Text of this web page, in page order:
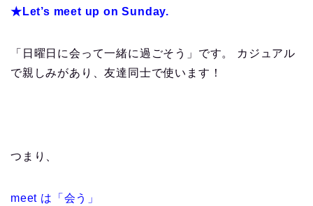
★Let’s meet up on Sunday.
「日曜日に会って一緒に過ごそう」です。 カジュアル
で親しみがあり、友達同士で使います！
つまり、
meet は「会う」